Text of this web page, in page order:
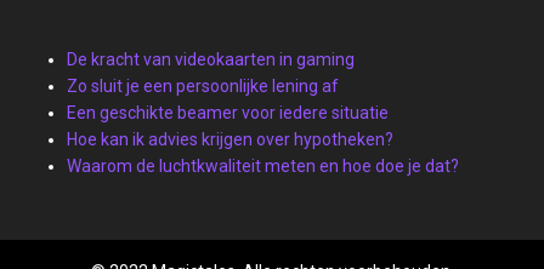
De kracht van videokaarten in gaming
Zo sluit je een persoonlijke lening af
Een geschikte beamer voor iedere situatie
Hoe kan ik advies krijgen over hypotheken?
Waarom de luchtkwaliteit meten en hoe doe je dat?